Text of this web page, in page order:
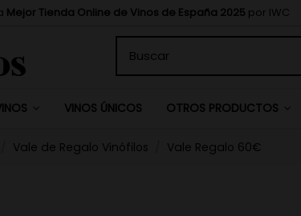
Mejor Tienda Online de Vinos de España 2025 por IWC
VINOS ÚNICOS OTROS PRODUCTOS
Vale de Regalo Vinófilos Vale Regalo 60€